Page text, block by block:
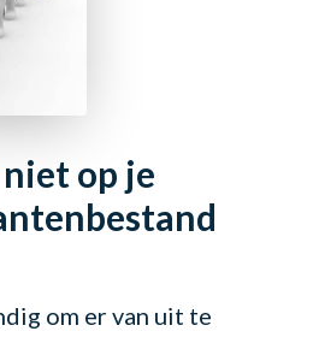
op je
om er van uit te